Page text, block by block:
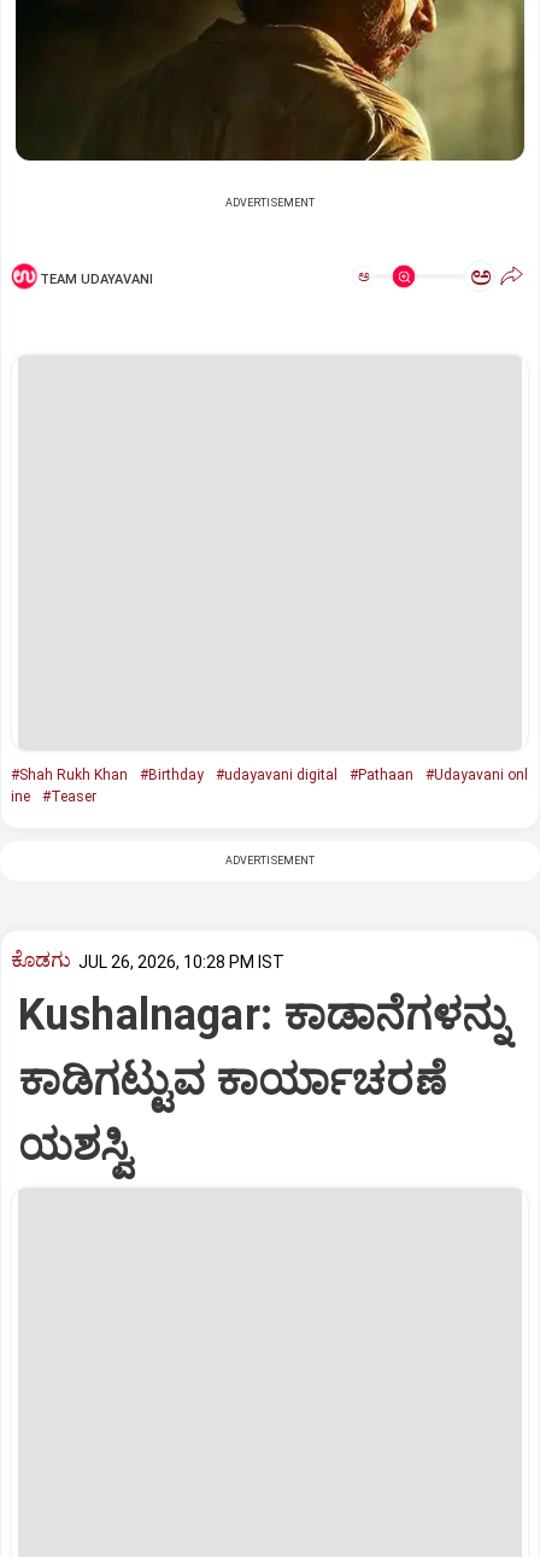
ADVERTISEMENT
TEAM UDAYAVANI ಅ ಅ
#Shah Rukh Khan #Birthday #udayavani digital #Pathaan
#Udayavani onl
ine
#Teaser
ADVERTISEMENT
ಕೊಡಗು JUL 26, 2026, 10:28 PM IST
Kushalnagar: ಕಾಡಾನೆಗಳನ್ನು
ಕಾಡಿಗಟ್ಟುವ ಕಾರ್ಯಾಚರಣೆ
ಯಶಸ್ವಿ